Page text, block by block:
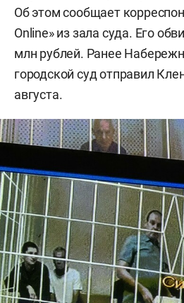
Об этом сообщает
Online» из зала суда. Его
млн рублей. Ранее
городской суд отправил
августа.